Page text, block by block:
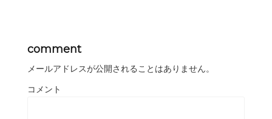
comment
メールアドレスが公開されることはありません。
コメント